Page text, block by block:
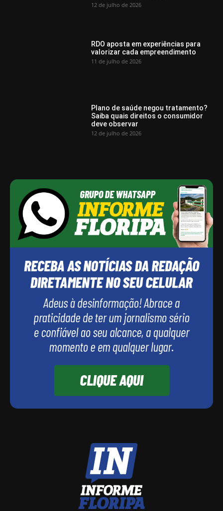
12 de julho de 2026
RDO aposta em experiências para
valorizar cada empreendimento
11 de julho de 2026
Plano de saúde negou tratamento?
Saiba quais direitos o consumidor
deve observar
12 de julho de 2026